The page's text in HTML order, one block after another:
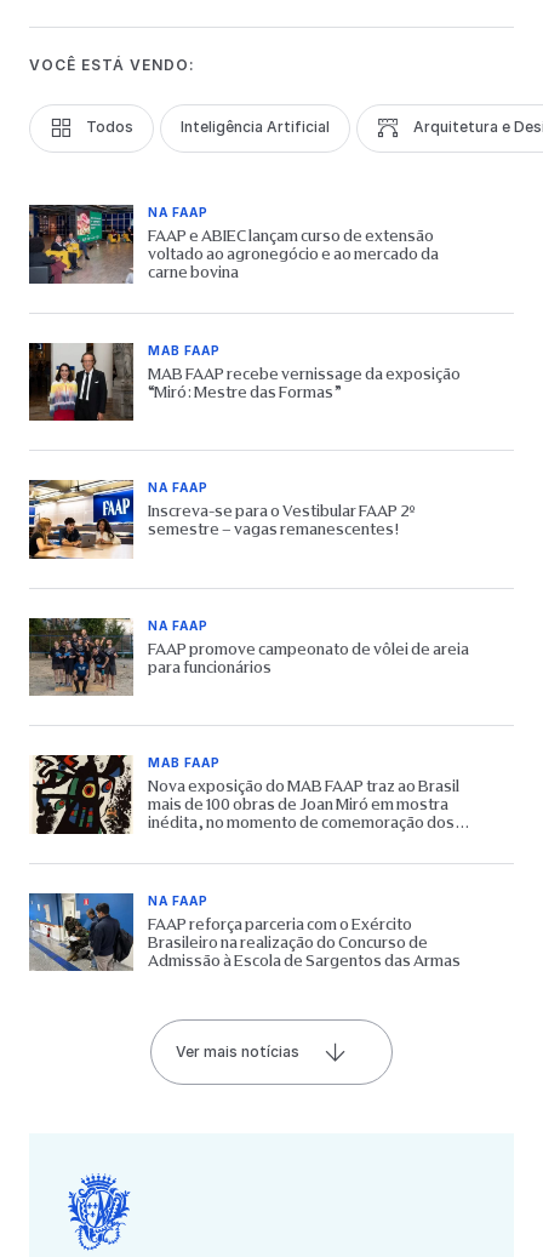
VOCÊ ESTÁ VENDO:
Todos Inteligência Artificial Arquitetura e
NA FAAP
FAAP e ABIEC lançam curso de extensão
voltado ao agronegócio e ao mercado da
carne bovina
MAB FAAP
MAB FAAP recebe vernissage da exposição
“Miró: Mestre das Formas”
NA FAAP
Inscreva-se para o Vestibular FAAP 2º
semestre – vagas remanescentes!
NA FAAP
FAAP promove campeonato de vôlei de areia
para funcionários
MAB FAAP
Nova exposição do MAB FAAP traz ao Brasil
mais de 100 obras de Joan Miró em mostra
inédita, no momento de comemoração dos
NA FAAP
FAAP reforça parceria com o Exército
Brasileiro na realização do Concurso de
Admissão à Escola de Sargentos das Armas
Ver mais notícias